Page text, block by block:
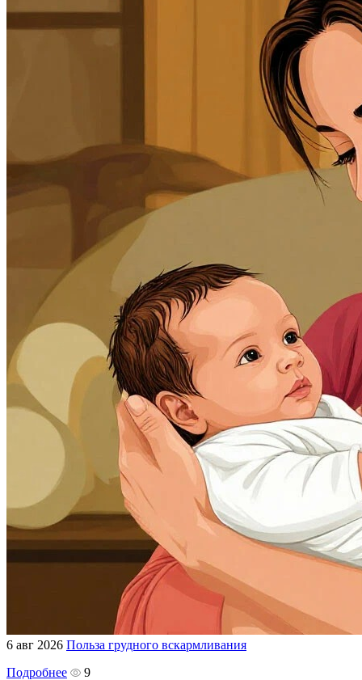
6 авг 2026 Польза грудного вскармливания
Подробнее
9